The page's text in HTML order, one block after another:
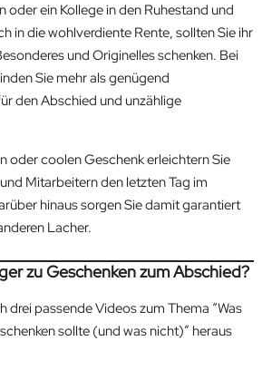
oder ein Kollege in den Ruhestand und
in die wohlverdiente Rente, sollten Sie ihr
und Originelles schenken. Bei
Sie mehr als genügend
den Abschied und unzählige
oder coolen Geschenk erleichtern Sie
Mitarbeitern den letzten Tag im
hinaus sorgen Sie damit garantiert
Lacher.
zu Geschenken zum Abschied?
drei passende Videos zum Thema “Was
sollte (und was nicht)” heraus